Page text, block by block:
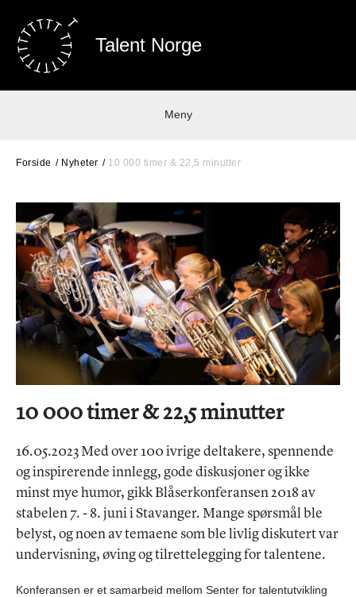
Talent Norge
Meny
Forside Nyheter 10 000 timer & 22,5 minutter
10 000 timer & 22,5 minutter
16.05.2023 Med over 100 ivrige deltakere, spennende
og inspirerende innlegg, gode diskusjoner og ikke
minst mye humor, gikk Blåserkonferansen 2018 av
stabelen 7. - 8. juni i Stavanger. Mange spørsmål ble
belyst, og noen av temaene som ble livlig diskutert var
undervisning, øving og tilrettelegging for talentene.
Konferansen er et samarbeid mellom Senter for talentutvikling